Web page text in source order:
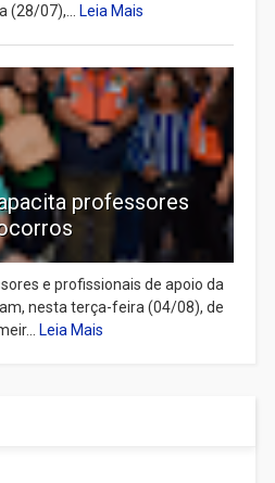
(28/07),...
Leia Mais
professores
e profissionais de apoio da
nesta terça-feira (04/08), de
Leia Mais